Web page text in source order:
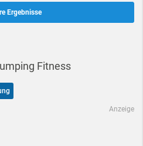
Ergebnisse
Fitness
Anzeige